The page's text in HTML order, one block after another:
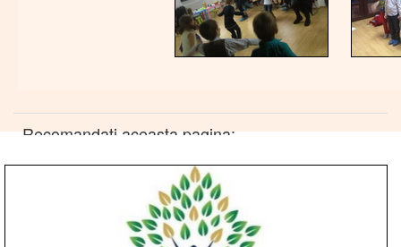
Recomandati aceasta pagina: